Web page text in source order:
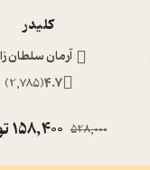
کلیدر
آرمان سلطان
4.7
(
2,785
)
528,000
158,400